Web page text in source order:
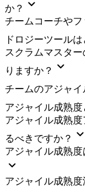
か？
チームコーチや
ドロジーツール
スクラムマスタ
りますか？
チームのアジャ
アジャイル成熟度
アジャイル成熟
るべきですか？
アジャイル成熟
アジャイル成熟